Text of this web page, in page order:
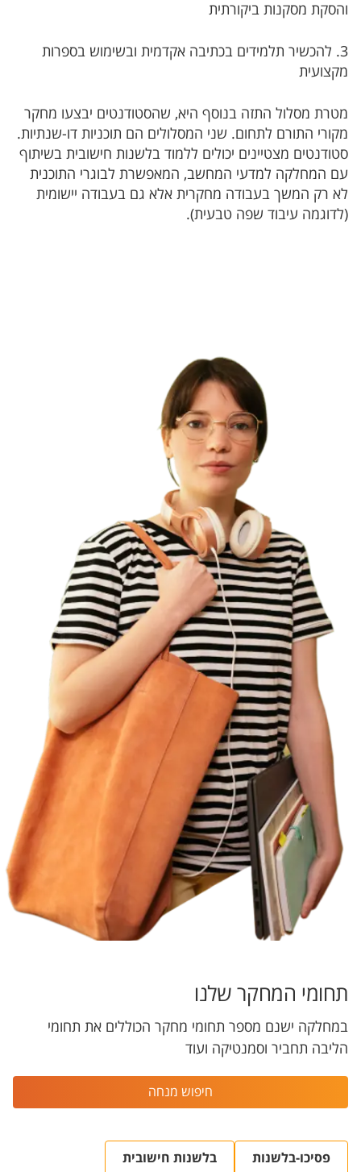
והסקת מסקנות ביקורתית
3. להכשיר תלמידים בכתיבה אקדמית ובשימוש בספרות
מקצועית
מטרת מסלול התזה בנוסף היא, שהסטודנטים יבצעו מחקר
מקורי התורם לתחום. שני המסלולים הם תוכניות דו-שנתיות.
סטודנטים מצטיינים יכולים ללמוד בלשנות חישובית בשיתוף
עם המחלקה למדעי המחשב, המאפשרת לבוגרי התוכנית
לא רק המשך בעבודה מחקרית אלא גם בעבודה יישומית
(לדוגמה עיבוד שפה טבעית).
תחומי המחקר שלנו
במחלקה ישנם מספר תחומי מחקר הכוללים את תחומי
הליבה תחביר וסמנטיקה ועוד
חיפוש מנחה
פסיכו-בלשנות בלשנות חישובית